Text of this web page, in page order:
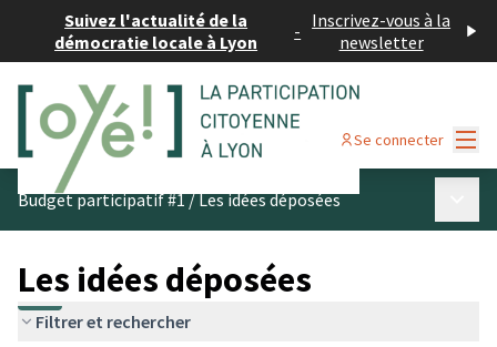
Suivez l'actualité de la
démocratie locale à Lyon
- Inscrivez-vous à la
newsletter
Se connecter
Budget participatif #1/Les idées déposées
Les idées déposées
Filtrer et rechercher